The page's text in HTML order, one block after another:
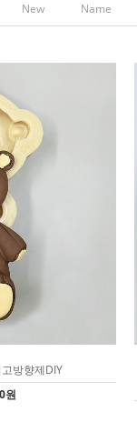
New Name
방향제DIY
원